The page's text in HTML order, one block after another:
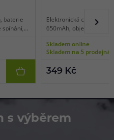
baterie
Elektronická cigareta -
650mAh, objem 2ml,
inteligentní detekce
kapesní konstrukce,
Skladem online
Skladem na 5
349 Kč
s výběrem